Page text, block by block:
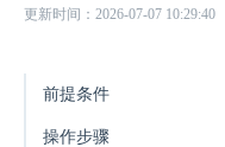
更新时间：2026-07-07 10:29:40
前提条件
操作步骤